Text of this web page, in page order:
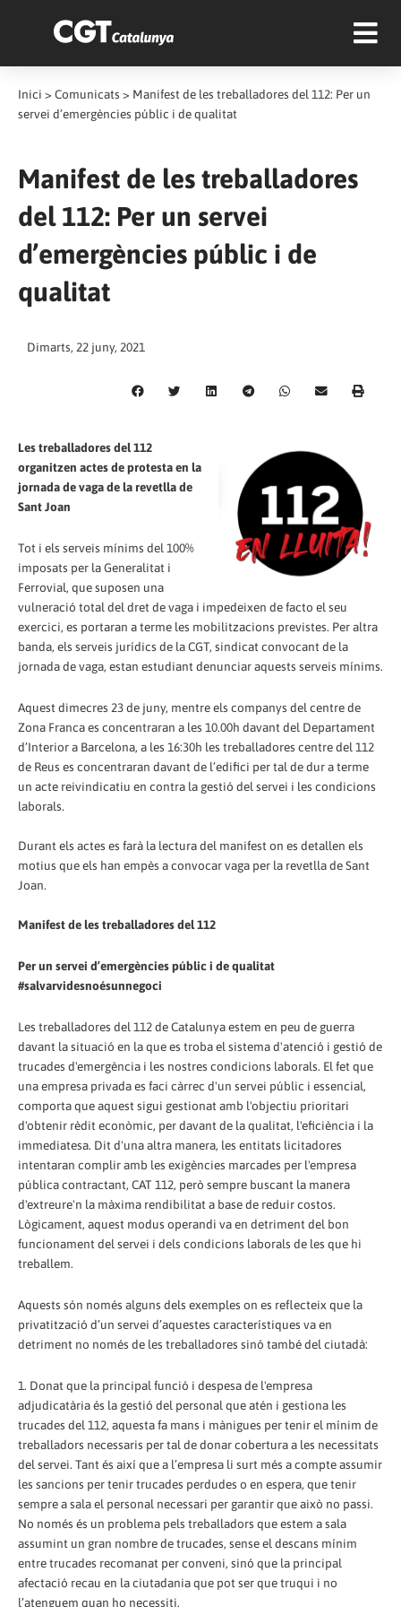
Inici > Comunicats > Manifest de les treballadores del 112: Per un
servei d’emergències públic i de qualitat
Manifest de les treballadores
del 112: Per un servei
d’emergències públic i de
qualitat
Dimarts, 22 juny, 2021
Les treballadores del 112
organitzen actes de protesta en la
jornada de vaga de la revetlla de
Sant Joan
Tot i els serveis mínims del 100%
imposats per la Generalitat i
Ferrovial, que suposen una
vulneració total del dret de vaga i impedeixen de facto el seu
exercici, es portaran a terme les mobilitzacions previstes. Per altra
banda, els serveis jurídics de la CGT, sindicat convocant de la
jornada de vaga, estan estudiant denunciar aquests serveis mínims.
Aquest dimecres 23 de juny, mentre els companys del centre de
Zona Franca es concentraran a les 10.00h davant del Departament
d’Interior a Barcelona, a les 16:30h les treballadores centre del 112
de Reus es concentraran davant de l’edifici per tal de dur a terme
un acte reivindicatiu en contra la gestió del servei i les condicions
laborals.
Durant els actes es farà la lectura del manifest on es detallen els
motius que els han empès a convocar vaga per la revetlla de Sant
Joan.
Manifest de les treballadores del 112
Per un servei d’emergències públic i de qualitat
#salvarvidesnoésunnegoci
Les treballadores del 112 de Catalunya estem en peu de guerra
davant la situació en la que es troba el sistema d'atenció i gestió de
trucades d'emergència i les nostres condicions laborals. El fet que
una empresa privada es faci càrrec d'un servei públic i essencial,
comporta que aquest sigui gestionat amb l'objectiu prioritari
d'obtenir rèdit econòmic, per davant de la qualitat, l'eficiència i la
immediatesa. Dit d'una altra manera, les entitats licitadores
intentaran complir amb les exigències marcades per l'empresa
pública contractant, CAT 112, però sempre buscant la manera
d'extreure'n la màxima rendibilitat a base de reduir costos.
Lògicament, aquest modus operandi va en detriment del bon
funcionament del servei i dels condicions laborals de les que hi
treballem.
Aquests són només alguns dels exemples on es reflecteix que la
privatització d’un servei d’aquestes característiques va en
detriment no només de les treballadores sinó també del ciutadà:
1. Donat que la principal funció i despesa de l'empresa
adjudicatària és la gestió del personal que atén i gestiona les
trucades del 112, aquesta fa mans i mànigues per tenir el mínim de
treballadors necessaris per tal de donar cobertura a les necessitats
del servei. Tant és així que a l’empresa li surt més a compte assumir
les sancions per tenir trucades perdudes o en espera, que tenir
sempre a sala el personal necessari per garantir que això no passi.
No només és un problema pels treballadors que estem a sala
assumint un gran nombre de trucades, sense el descans mínim
entre trucades recomanat per conveni, sinó que la principal
afectació recau en la ciutadania que pot ser que truqui i no
l’atenguem quan ho necessiti.